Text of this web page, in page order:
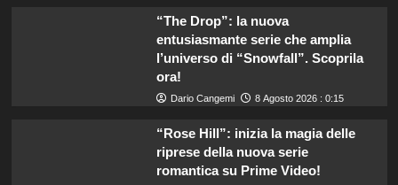
“The Drop”: la nuova
entusiasmante serie che amplia
l’universo di “Snowfall”. Scoprila
ora!
Dario Cangemi 8 Agosto 2026 : 0:15
“Rose Hill”: inizia la magia delle
riprese della nuova serie
romantica su Prime Video!